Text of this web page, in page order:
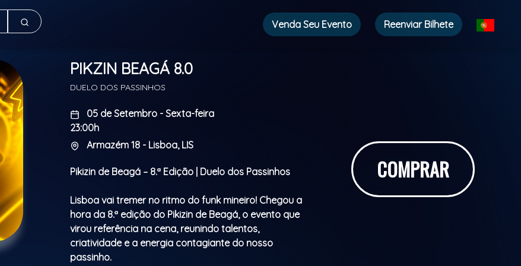
Venda Seu Evento Reenviar Bilhete
PIKZIN BEAGÁ 8.0
DUELO DOS PASSINHOS
05 de Setembro - Sexta-feira
23:00h
Armazém 18 - Lisboa, LIS
Pikizin de Beagá – 8.ª Edição | Duelo dos Passinhos
Lisboa vai tremer no ritmo do funk mineiro! Chegou a
hora da 8.ª edição do Pikizin de Beagá, o evento que
virou referência na cena, reunindo talentos,
criatividade e a energia contagiante do nosso
passinho.
COMPRAR